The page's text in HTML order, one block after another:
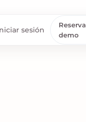
sesión
demo